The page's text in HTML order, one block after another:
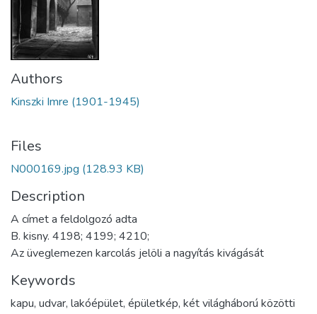
Authors
Kinszki Imre (1901-1945)
Files
N000169.jpg (128.93 KB)
Description
A címet a feldolgozó adta
B. kisny. 4198; 4199; 4210;
Az üveglemezen karcolás jelöli a nagyítás kivágását
Keywords
kapu, udvar, lakóépület, épületkép, két világháború közötti